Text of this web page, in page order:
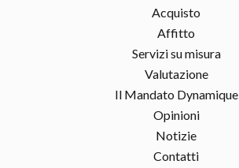
Acquisto
Affitto
Servizi su misura
Valutazione
Il Mandato Dynamique
Opinioni
Notizie
Contatti